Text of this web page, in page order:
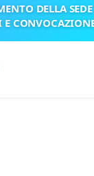
DELLA
E